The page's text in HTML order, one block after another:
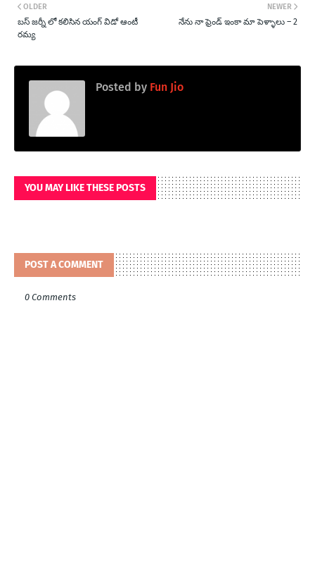
NEWER
నేను నా ఫ్రెండ్ ఇంకా మా పెళ్ళాలు – 2
OLDER
బస్ జర్నీ లో కలిసిన యంగ్ విడో ఆంటీ
రమ్య
Posted by Fun Jio
YOU MAY LIKE THESE POSTS
POST A COMMENT
0 Comments